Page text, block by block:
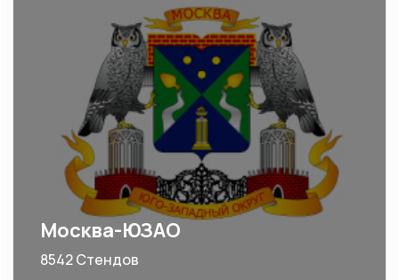
Москва-ЮЗАО
8542 Стендов